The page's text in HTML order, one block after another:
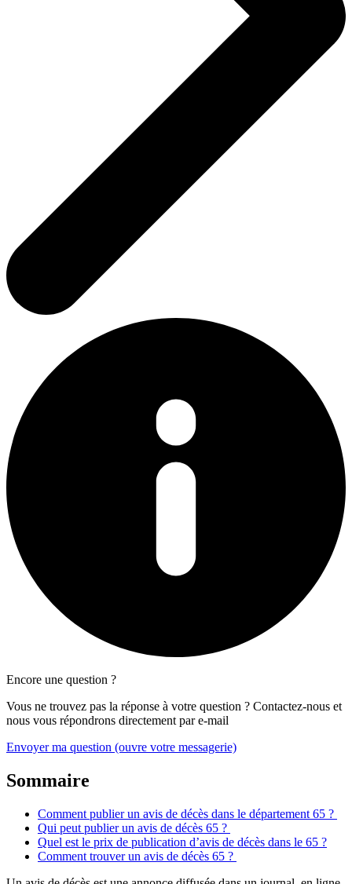
Encore une question ?
Vous ne trouvez pas la réponse à votre question ? Contactez-nous et
nous vous répondrons directement par e-mail
Envoyer ma question (ouvre votre messagerie)
Sommaire
Comment publier un avis de décès dans le département 65 ?
Qui peut publier un avis de décès 65 ?
Quel est le prix de publication d’avis de décès dans le 65 ?
Comment trouver un avis de décès 65 ?